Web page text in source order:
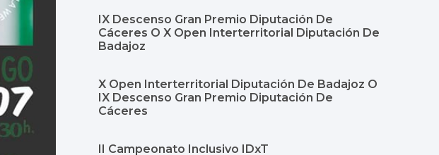
IX Descenso Gran Premio Diputación De
Cáceres O X Open Interterritorial Diputación De
Badajoz
X Open Interterritorial Diputación De Badajoz O
IX Descenso Gran Premio Diputación De
Cáceres
II Campeonato Inclusivo IDxT